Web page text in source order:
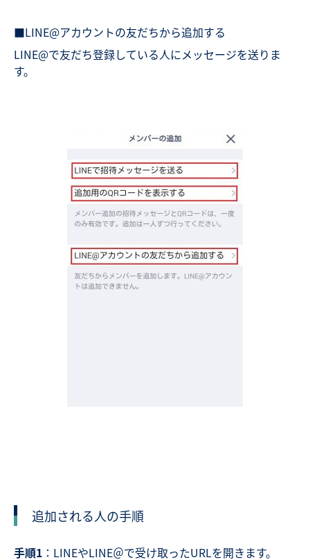
■LINE@アカウントの友だちから追加する
LINE@で友だち登録している人にメッセージを送りま
す。
追加される人の手順
手順1 ：LINEやLINE＠で受け取ったURLを開きます。